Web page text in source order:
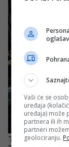
Vaši će se
uređaja
uređaja) može
partnera ili ih
partneri
geolociranju.